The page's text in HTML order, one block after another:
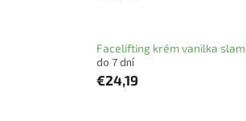
Facelifting krém vanilka
do 7 dní
€24,19